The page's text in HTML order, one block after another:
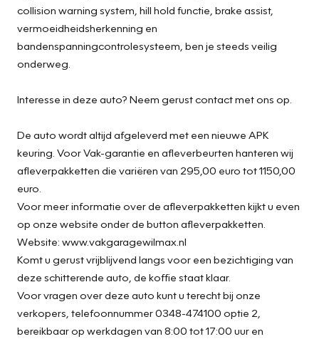
collision warning system, hill hold functie, brake assist,
vermoeidheidsherkenning en
bandenspanningcontrolesysteem, ben je steeds veilig
onderweg.
Interesse in deze auto? Neem gerust contact met ons op.
De auto wordt altijd afgeleverd met een nieuwe APK
keuring. Voor Vak-garantie en afleverbeurten hanteren wij
afleverpakketten die variëren van 295,00 euro tot 1150,00
euro.
Voor meer informatie over de afleverpakketten kijkt u even
op onze website onder de button afleverpakketten.
Website: www.vakgaragewilmax.nl
Komt u gerust vrijblijvend langs voor een bezichtiging van
deze schitterende auto, de koffie staat klaar.
Voor vragen over deze auto kunt u terecht bij onze
verkopers, telefoonnummer 0348-474100 optie 2,
bereikbaar op werkdagen van 8:00 tot 17:00 uur en